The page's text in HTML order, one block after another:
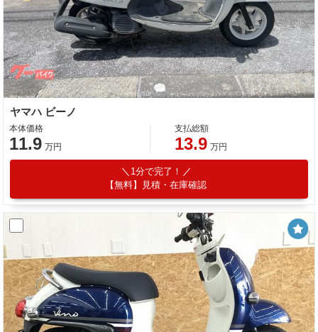
ヤマハ ビーノ
本体価格
11.9 万円
支払総額
13.9 万円
1分で完了！
【無料】見積・在庫確認